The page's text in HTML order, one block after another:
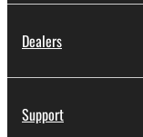
Dealers
Support